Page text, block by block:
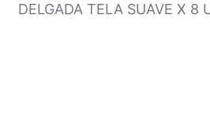
DELGADA TELA SUAVE X 8